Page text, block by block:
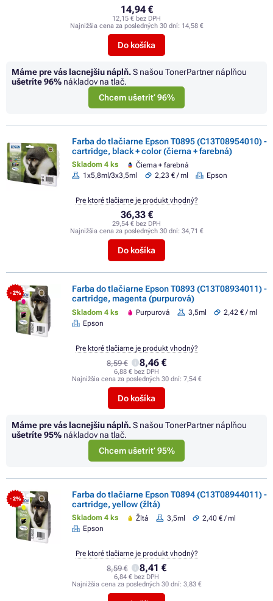
14,94 €
12,15 € bez DPH
Najnižšia cena za posledných 30 dní: 14,58 €
Do košíka
Máme pre vás lacnejšiu náplň.S našou TonerPartner náplňou
ušetríte96% nákladov na tlač.
Chcem ušetriť 96%
Farba do tlačiarne Epson T0895 (C13T08954010) -
cartridge, black + color (čierna + farebná)
Skladom 4 ks
Čierna + farebná
1x5,8ml/3x3,5ml
2,23 € / ml Epson
36,33 €
29,54 € bez DPH
Najnižšia cena za posledných 30 dní: 34,71 €
Do košíka
Pre ktoré tlačiarne je produkt vhodný?
- 2%
Farba do tlačiarne Epson T0893 (C13T08934011) -
cartridge, magenta (purpurová)
Skladom 4 ks Purpurová 3,5ml
2,42 € / ml
Epson
8,59 € 8,46 €
6,88 € bez DPH
Najnižšia cena za posledných 30 dní: 7,54 €
Do košíka
Pre ktoré tlačiarne je produkt vhodný?
Máme pre vás lacnejšiu náplň.S našou TonerPartner náplňou
ušetríte95% nákladov na tlač.
Chcem ušetriť 95%
- 2%
Farba do tlačiarne Epson T0894 (C13T08944011) -
cartridge, yellow (žltá)
Skladom 4 ks Žltá 3,5ml
2,40 € / ml
Epson
8,59 € 8,41 €
6,84 € bez DPH
Najnižšia cena za posledných 30 dní: 3,83 €
Pre ktoré tlačiarne je produkt vhodný?